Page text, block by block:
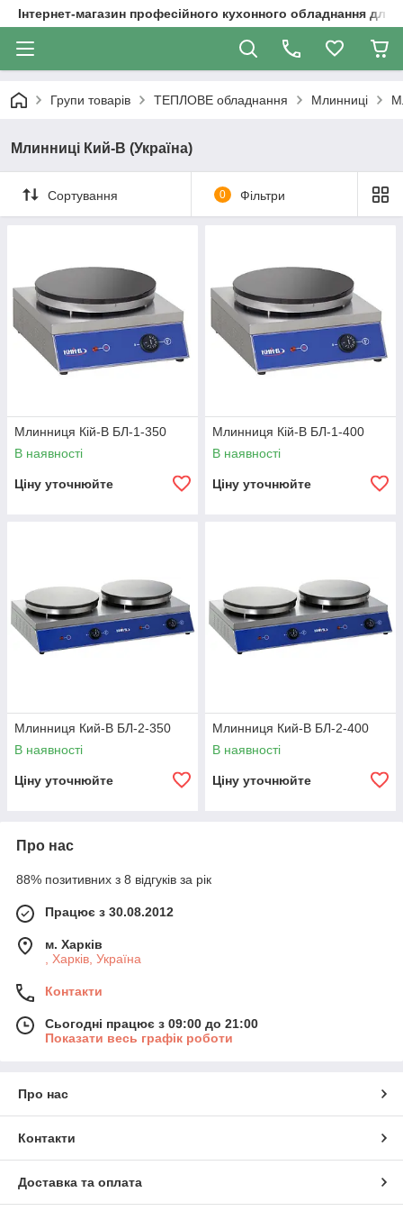
Інтернет-магазин професійного кухонного обладнання
Групи товарів ТЕПЛОВЕ обладнання Млинниці
Млинниці Кий-В (Україна)
Сортування 0 Фільтри
Млинниця Кій-В БЛ-1-350
В наявності
Ціну уточнюйте
Млинниця Кій-В БЛ-1-400
В наявності
Ціну уточнюйте
Млинниця Кий-В БЛ-2-350
В наявності
Ціну уточнюйте
Млинниця Кий-В БЛ-2-400
В наявності
Ціну уточнюйте
Про нас
88% позитивних з 8 відгуків за рік
Працює з 30.08.2012
м. Харків
, Харків, Україна
Контакти
Сьогодні працює з 09:00 до 21:00
Показати весь графік роботи
Про нас
Контакти
Доставка та оплата